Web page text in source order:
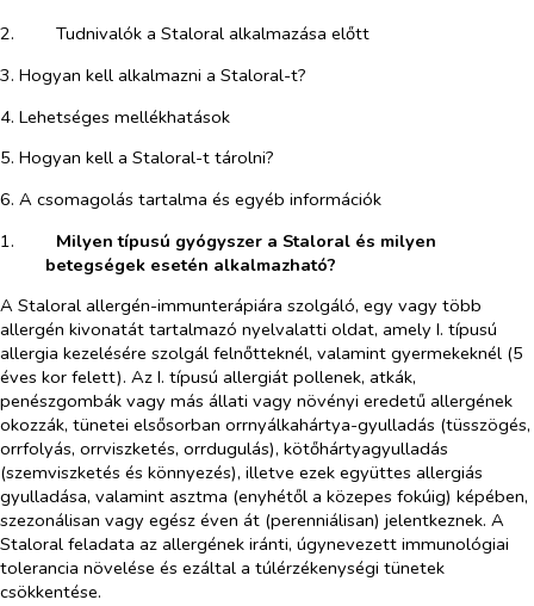
2.​
Tudnivalók a Staloral alkalmazása előtt
3. Hogyan kell alkalmazni a Staloral-t?
4. Lehetséges mellékhatások
5. Hogyan kell a Staloral-t tárolni?
6. A csomagolás tartalma és egyéb információk
1.​
Milyen típusú gyógyszer a Staloral és milyen
betegségek esetén alkalmazható?
A Staloral allergén-immunterápiára szolgáló, egy vagy több
allergén kivonatát tartalmazó nyelvalatti oldat, amely I. típusú
allergia kezelésére szolgál felnőtteknél, valamint gyermekeknél (5
éves kor felett). Az I. típusú allergiát pollenek, atkák,
penészgombák vagy más állati vagy növényi eredetű allergének
okozzák, tünetei elsősorban orrnyálkahártya-gyulladás (tüsszögés,
orrfolyás, orrviszketés, orrdugulás), kötőhártyagyulladás
(szemviszketés és könnyezés), illetve ezek együttes allergiás
gyulladása, valamint asztma (enyhétől a közepes fokúig) képében,
szezonálisan vagy egész éven át (perenniálisan) jelentkeznek. A
Staloral feladata az allergének iránti, úgynevezett immunológiai
tolerancia növelése és ezáltal a túlérzékenységi tünetek
csökkentése.